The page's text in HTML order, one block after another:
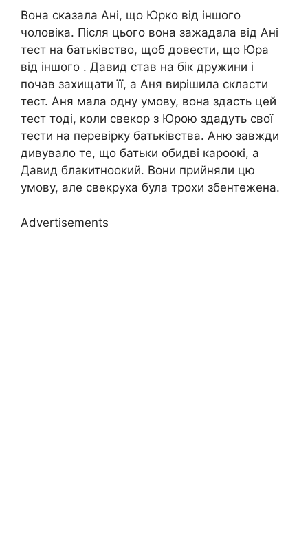
Вона сказала Ані, що Юрко від іншого
чоловіка. Після цього вона зажадала від Ані
тест на батьківство, щоб довести, що Юра
від іншого . Давид став на бік дружини і
почав захищати її, а Аня вирішила скласти
тест. Аня мала одну умову, вона здасть цей
тест тоді, коли свекор з Юрою здадуть свої
тести на перевірку батьківства. Аню завжди
дивувало те, що батьки обидві кароокі, а
Давид блакитноокий. Вони прийняли цю
умову, але свекруха була трохи збентежена.
Advertisements